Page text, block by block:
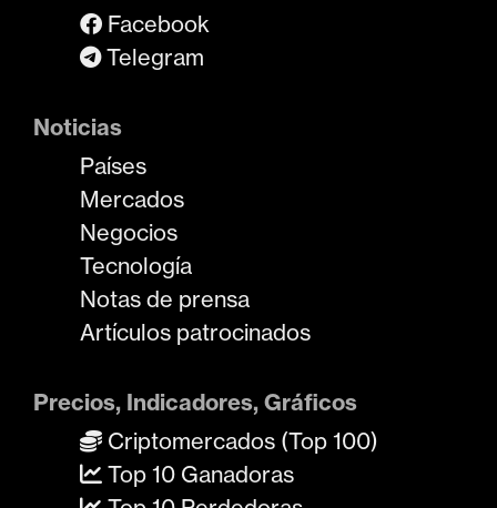
Facebook
Telegram
Noticias
Países
Mercados
Negocios
Tecnología
Notas de prensa
Artículos patrocinados
Precios, Indicadores, Gráficos
Criptomercados (Top 100)
Top 10 Ganadoras